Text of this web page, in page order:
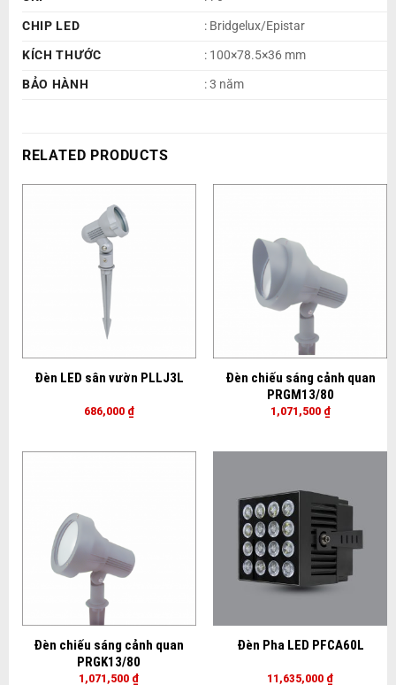
CHIP LED
: Bridgelux/Epistar
KÍCH THƯỚC
: 100×78.5×36 mm
BẢO HÀNH
: 3 năm
RELATED PRODUCTS
Đèn LED sân vườn PLLJ3L
686,000 ₫
Đèn chiếu sáng cảnh quan
PRGM13/80
1,071,500 ₫
Đèn chiếu sáng cảnh quan
PRGK13/80
1,071,500 ₫
Đèn Pha LED PFCA60L
11,635,000 ₫